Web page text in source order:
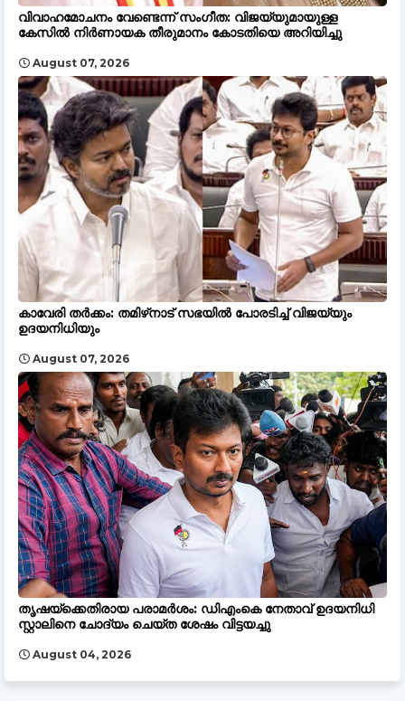
വിവാഹമോചനം വേണ്ടെന്ന് സംഗീത: വിജയ്‌യുമായുള്ള
കേസിൽ നിർണായക തീരുമാനം കോടതിയെ അറിയിച്ചു
August 07, 2026
കാവേരി തർക്കം: തമിഴ്‌നാട് സഭയിൽ പോരടിച്ച് വിജയ്‌യും
ഉദയനിധിയും
August 07, 2026
തൃഷയ്‌ക്കെതിരായ പരാമർശം: ഡിഎംകെ നേതാവ് ഉദയനിധി
സ്റ്റാലിനെ ചോദ്യം ചെയ്ത ശേഷം വിട്ടയച്ചു
August 04, 2026